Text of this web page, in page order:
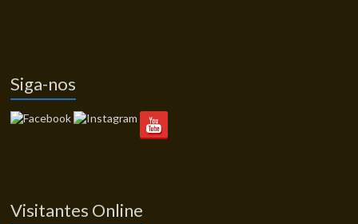
Siga-nos
Visitantes Online